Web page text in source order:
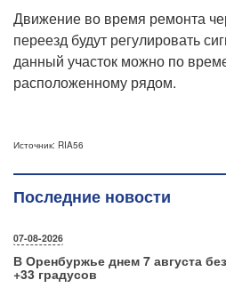
Движение во время ремонта
переезд будут регулировать
данный участок можно по
расположенному рядом.
Источник: RIA56
Последние новости
07-08-2026
В Оренбуржье днем 7 августа
+33 градусов